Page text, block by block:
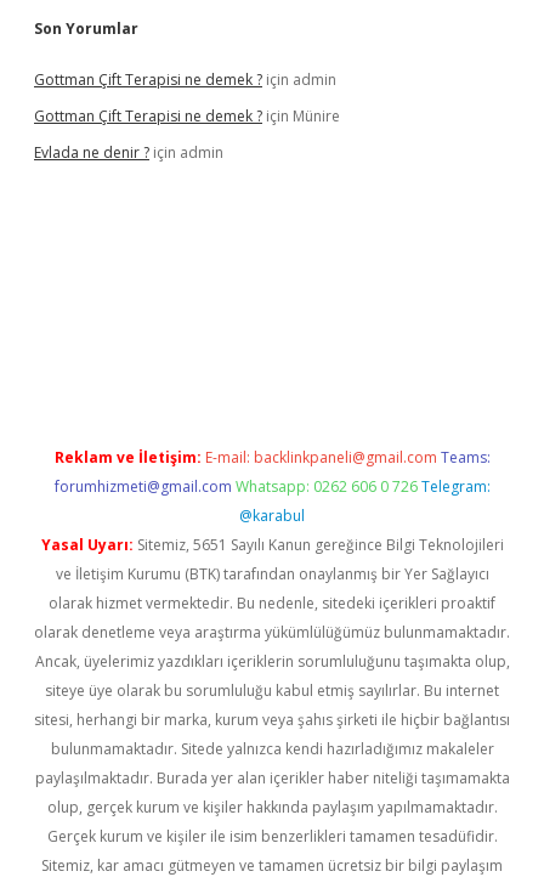
Son Yorumlar
Gottman Çift Terapisi ne demek ? için admin
Gottman Çift Terapisi ne demek ? için Münire
Evlada ne denir ? için admin
Reklam ve İletişim: E-mail: backlinkpaneli@gmail.com Teams:
forumhizmeti@gmail.com Whatsapp: 0262 606 0 726 Telegram:
@karabul
Yasal Uyarı: Sitemiz, 5651 Sayılı Kanun gereğince Bilgi Teknolojileri
ve İletişim Kurumu (BTK) tarafından onaylanmış bir Yer Sağlayıcı
olarak hizmet vermektedir. Bu nedenle, sitedeki içerikleri proaktif
olarak denetleme veya araştırma yükümlülüğümüz bulunmamaktadır.
Ancak, üyelerimiz yazdıkları içeriklerin sorumluluğunu taşımakta olup,
siteye üye olarak bu sorumluluğu kabul etmiş sayılırlar. Bu internet
sitesi, herhangi bir marka, kurum veya şahıs şirketi ile hiçbir bağlantısı
bulunmamaktadır. Sitede yalnızca kendi hazırladığımız makaleler
paylaşılmaktadır. Burada yer alan içerikler haber niteliği taşımamakta
olup, gerçek kurum ve kişiler hakkında paylaşım yapılmamaktadır.
Gerçek kurum ve kişiler ile isim benzerlikleri tamamen tesadüfidir.
Sitemiz, kar amacı gütmeyen ve tamamen ücretsiz bir bilgi paylaşım